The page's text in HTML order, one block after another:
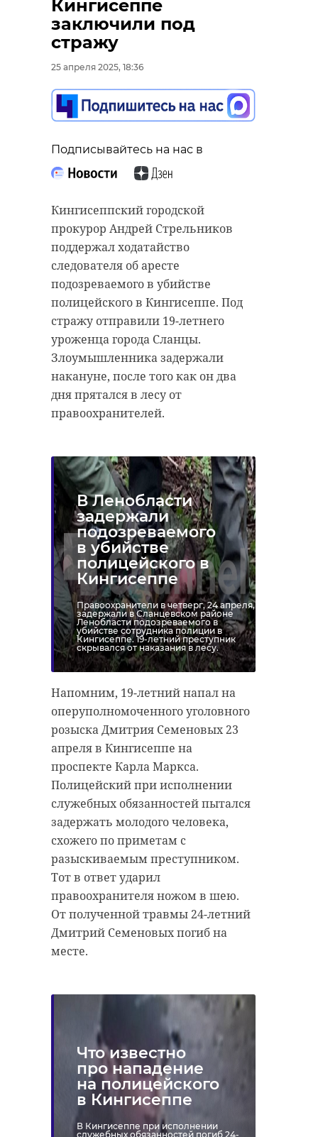
Кингисеппе
заключили под
стражу
25 апреля 2025, 18:36
Подписывайтесь на нас в
Кингисеппский городской
прокурор Андрей Стрельников
поддержал ходатайство
следователя об аресте
подозреваемого в убийстве
полицейского в Кингисеппе. Под
стражу отправили 19-летнего
уроженца города Сланцы.
Злоумышленника задержали
накануне, после того как он два
дня прятался в лесу от
правоохранителей.
В Ленобласти
задержали
подозреваемого
в убийстве
полицейского в
Кингисеппе
Правоохранители в четверг, 24 апреля,
задержали в Сланцевском районе
Ленобласти подозреваемого в
убийстве сотрудника полиции в
Кингисеппе. 19-летний преступник
скрывался от наказания в лесу.
Напомним, 19-летний напал на
оперуполномоченного уголовного
розыска Дмитрия Семеновых 23
апреля в Кингисеппе на
проспекте Карла Маркса.
Полицейский при исполнении
служебных обязанностей пытался
задержать молодого человека,
схожего по приметам с
разыскиваемым преступником.
Тот в ответ ударил
правоохранителя ножом в шею.
От полученной травмы 24-летний
Дмитрий Семеновых погиб на
месте.
Что известно
про нападение
на полицейского
в Кингисеппе
В Кингисеппе при исполнении
служебных обязанностей погиб 24-